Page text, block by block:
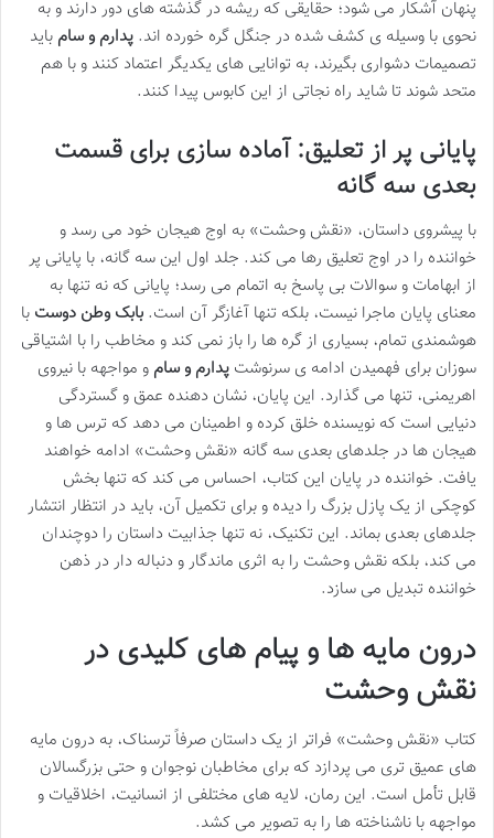
پنهان آشکار می شود؛ حقایقی که ریشه در گذشته های دور دارند و به
نحوی با وسیله ی کشف شده در جنگل گره خورده اند. پدارم و سام باید
تصمیمات دشواری بگیرند، به توانایی های یکدیگر اعتماد کنند و با هم
متحد شوند تا شاید راه نجاتی از این کابوس پیدا کنند.
پایانی پر از تعلیق: آماده سازی برای قسمت
بعدی سه گانه
با پیشروی داستان، «نقش وحشت» به اوج هیجان خود می رسد و
خواننده را در اوج تعلیق رها می کند. جلد اول این سه گانه، با پایانی پر
از ابهامات و سوالات بی پاسخ به اتمام می رسد؛ پایانی که نه تنها به
معنای پایان ماجرا نیست، بلکه تنها آغازگر آن است. بابک وطن دوست با
هوشمندی تمام، بسیاری از گره ها را باز نمی کند و مخاطب را با اشتیاقی
سوزان برای فهمیدن ادامه ی سرنوشت پدارم و سام و مواجهه با نیروی
اهریمنی، تنها می گذارد. این پایان، نشان دهنده عمق و گستردگی
دنیایی است که نویسنده خلق کرده و اطمینان می دهد که ترس ها و
هیجان ها در جلدهای بعدی سه گانه «نقش وحشت» ادامه خواهند
یافت. خواننده در پایان این کتاب، احساس می کند که تنها بخش
کوچکی از یک پازل بزرگ را دیده و برای تکمیل آن، باید در انتظار انتشار
جلدهای بعدی بماند. این تکنیک، نه تنها جذابیت داستان را دوچندان
می کند، بلکه نقش وحشت را به اثری ماندگار و دنباله دار در ذهن
خواننده تبدیل می سازد.
درون مایه ها و پیام های کلیدی در
نقش وحشت
کتاب «نقش وحشت» فراتر از یک داستان صرفاً ترسناک، به درون مایه
های عمیق تری می پردازد که برای مخاطبان نوجوان و حتی بزرگسالان
قابل تأمل است. این رمان، لایه های مختلفی از انسانیت، اخلاقیات و
مواجهه با ناشناخته ها را به تصویر می کشد.